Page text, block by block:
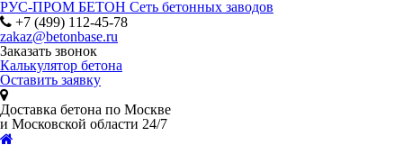
РУС-ПРОМ БЕТОН Сеть бетонных заводов
+7 (499) 112-45-78
zakaz@betonbase.ru
Заказать звонок
Калькулятор бетона
Оставить заявку
Доставка бетона по Москве
и Московской области 24/7